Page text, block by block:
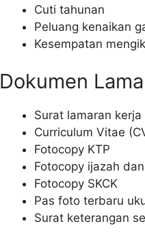
Cuti tahunan
Peluang kenaikan
Kesempatan
Dokumen
Surat lamaran kerja
Curriculum Vitae
Fotocopy KTP
Fotocopy ijazah
Fotocopy SKCK
Pas foto terbaru
Surat keterangan